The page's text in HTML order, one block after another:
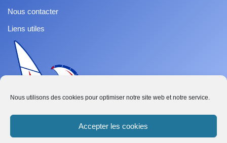
Nous utilisons des cookies pour optimiser notre site web et notre service.
Accepter les cookies
Nous contacter
Liens utiles